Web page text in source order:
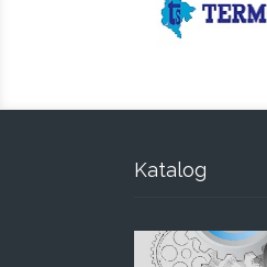
Katalog